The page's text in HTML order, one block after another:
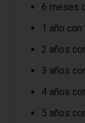
6 meses
1 año
2 años
3 años
4 años
5 años